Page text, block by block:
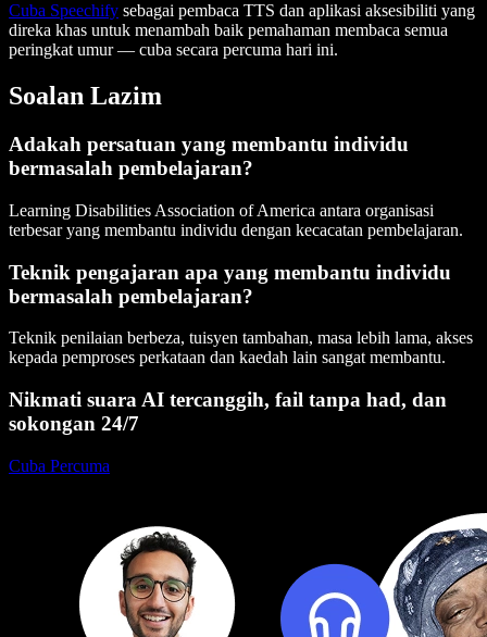
Cuba Speechify sebagai pembaca TTS dan aplikasi aksesibiliti yang
direka khas untuk menambah baik pemahaman membaca semua
peringkat umur — cuba secara percuma hari ini.
Soalan Lazim
Adakah persatuan yang membantu individu
bermasalah pembelajaran?
Learning Disabilities Association of America antara organisasi
terbesar yang membantu individu dengan kecacatan pembelajaran.
Teknik pengajaran apa yang membantu individu
bermasalah pembelajaran?
Teknik penilaian berbeza, tuisyen tambahan, masa lebih lama, akses
kepada pemproses perkataan dan kaedah lain sangat membantu.
Nikmati suara AI tercanggih, fail tanpa had, dan
sokongan 24/7
Cuba Percuma